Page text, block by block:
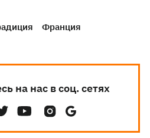
Франция
на нас в соц. сетях